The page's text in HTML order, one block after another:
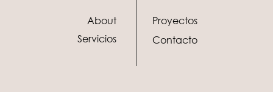
About
Servicios
Proyectos
Contacto